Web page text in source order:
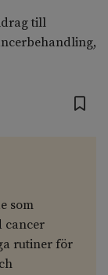
till
som
cancer
rutiner för